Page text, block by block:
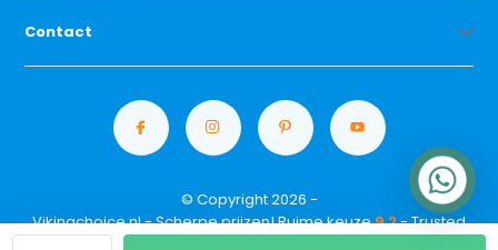
Contact
© Copyright 2026 -
Vikingchoice.nl - Scherpe prijzen! Ruime keuze9.2- Trusted